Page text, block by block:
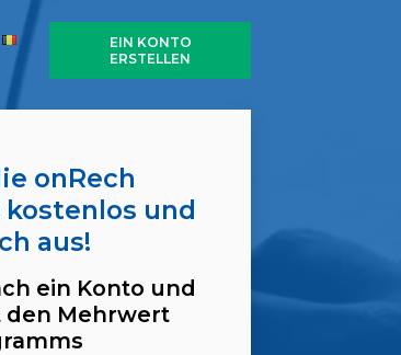
EIN KONTO
ERSTELLEN
onRech
kostenlos und
aus!
ein Konto und
den Mehrwert